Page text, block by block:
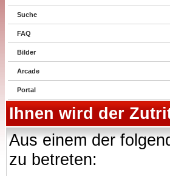
Suche
FAQ
Bilder
Arcade
Portal
Ihnen wird der
Aus einem der
zu betreten: